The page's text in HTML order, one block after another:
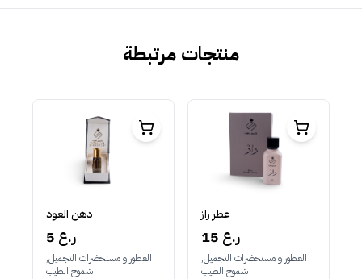
منتجات مرتبطة
دهن العود
5 ر.ع
العطور و مستحضرات التجميل,
شموخ الطيب
عطر راز
15 ر.ع
العطور و مستحضرات التجميل,
شموخ الطيب